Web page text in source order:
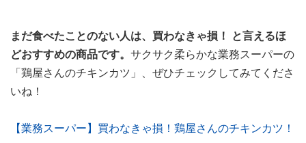
まだ食べたことのない人は、買わなきゃ損！ と言えるほ
どおすすめの商品です。 サクサク柔らかな業務スーパーの
「鶏屋さんのチキンカツ」、ぜひチェックしてみてくださ
いね！
【業務スーパー】買わなきゃ損！鶏屋さんのチキンカツ！